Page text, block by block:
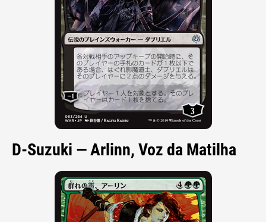
D-Suzuki — Arlinn, Voz da Matilha